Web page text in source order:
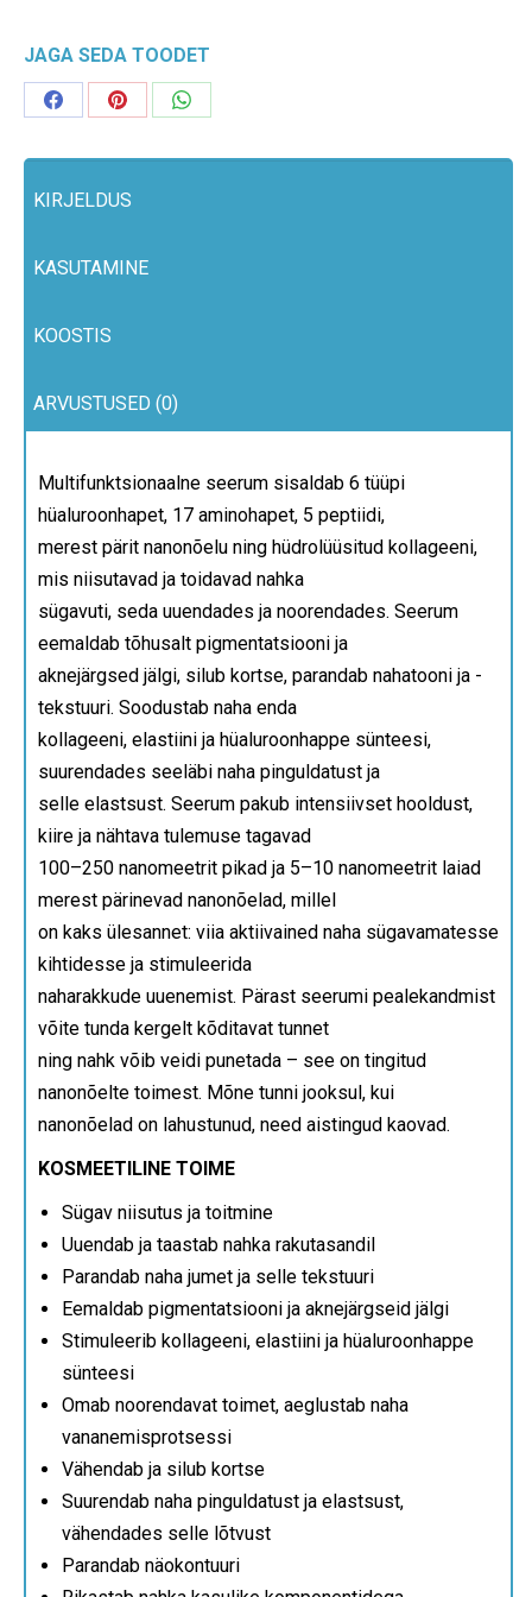
NANOTIPS
kogus
JAGA SEDA TOODET
Share
Share
Share
KIRJELDUS
KASUTAMINE
KOOSTIS
ARVUSTUSED (0)
Multifunktsionaalne seerum sisaldab 6 tüüpi
hüaluroonhapet, 17 aminohapet, 5 peptiidi,
merest pärit nanonõelu ning hüdrolüüsitud kollageeni,
mis niisutavad ja toidavad nahka
sügavuti, seda uuendades ja noorendades. Seerum
eemaldab tõhusalt pigmentatsiooni ja
aknejärgsed jälgi, silub kortse, parandab nahatooni ja -
tekstuuri. Soodustab naha enda
kollageeni, elastiini ja hüaluroonhappe sünteesi,
suurendades seeläbi naha pinguldatust ja
selle elastsust. Seerum pakub intensiivset hooldust,
kiire ja nähtava tulemuse tagavad
100–250 nanomeetrit pikad ja 5–10 nanomeetrit laiad
merest pärinevad nanonõelad, millel
on kaks ülesannet: viia aktiivained naha sügavamatesse
kihtidesse ja stimuleerida
naharakkude uuenemist. Pärast seerumi pealekandmist
võite tunda kergelt kõditavat tunnet
ning nahk võib veidi punetada – see on tingitud
nanonõelte toimest. Mõne tunni jooksul, kui
nanonõelad on lahustunud, need aistingud kaovad.
KOSMEETILINE TOIME
Sügav niisutus ja toitmine
Uuendab ja taastab nahka rakutasandil
Parandab naha jumet ja selle tekstuuri
Eemaldab pigmentatsiooni ja aknejärgseid jälgi
Stimuleerib kollageeni, elastiini ja hüaluroonhappe
sünteesi
Omab noorendavat toimet, aeglustab naha
vananemisprotsessi
Vähendab ja silub kortse
Suurendab naha pinguldatust ja elastsust,
vähendades selle lõtvust
Parandab näokontuuri